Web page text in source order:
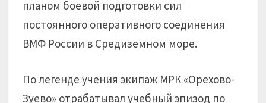
планом боевой подготовки сил
постоянного оперативного соединения
ВМФ России в Средиземном море.
По легенде учения экипаж МРК «Орехово-
Зуево» отрабатывал учебный эпизод по